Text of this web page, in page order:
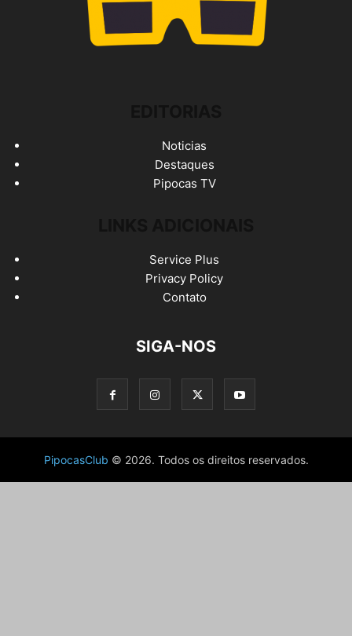
Noticias
Destaques
Pipocas TV
Service Plus
Privacy Policy
Contato
SIGA-NOS
PipocasClub © 2026. Todos os direitos reservados.